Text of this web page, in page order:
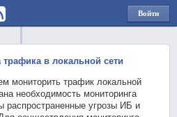
Войти
через
в локальной сети
мониторить трафик локальной
необходимость мониторинга
распространенные угрозы ИБ и